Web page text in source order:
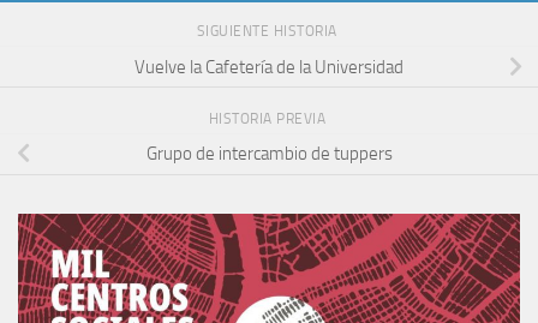
SIGUIENTE HISTORIA
Vuelve la Cafetería de la Universidad
HISTORIA PREVIA
Grupo de intercambio de tuppers